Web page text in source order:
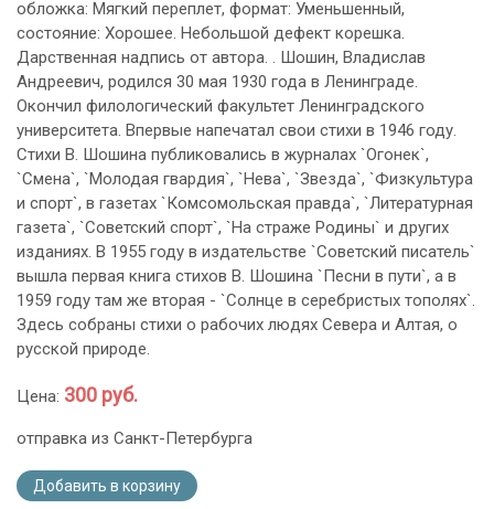
обложка: Мягкий переплет, формат: Уменьшенный,
состояние: Хорошее. Небольшой дефект корешка.
Дарственная надпись от автора. . Шошин, Владислав
Андреевич, родился 30 мая 1930 года в Ленинграде.
Окончил филологический факультет Ленинградского
университета. Впервые напечатал свои стихи в 1946 году.
Стихи В. Шошина публиковались в журналах `Огонек`,
`Смена`, `Молодая гвардия`, `Нева`, `Звезда`, `Физкультура
и спорт`, в газетах `Комсомольская правда`, `Литературная
газета`, `Советский спорт`, `На страже Родины` и других
изданиях. В 1955 году в издательстве `Советский писатель`
вышла первая книга стихов В. Шошина `Песни в пути`, а в
1959 году там же вторая - `Солнце в серебристых тополях`.
Здесь собраны стихи о рабочих людях Севера и Алтая, о
русской природе.
Цена: 300 руб.
отправка из Санкт-Петербурга
Добавить в корзину